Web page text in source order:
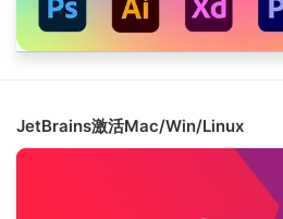
JetBrains激活Mac/Win/Linux